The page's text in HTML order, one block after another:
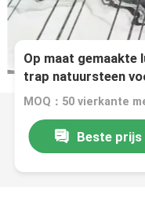
Op maat gemaakte
trap natuursteen
Beste prijs